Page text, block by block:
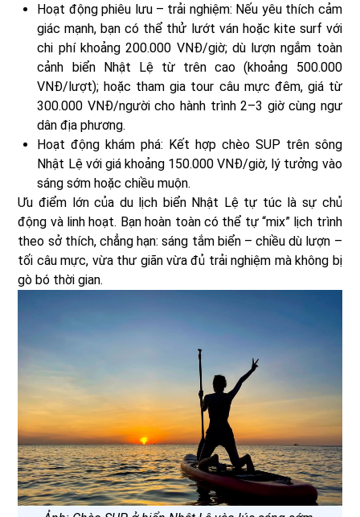
Hoạt động phiêu lưu – trải nghiệm: Nếu yêu thích cảm
giác mạnh, bạn có thể thử lướt ván hoặc kite surf với
chi phí khoảng 200.000 VNĐ/giờ; dù lượn ngắm toàn
cảnh biển Nhật Lệ từ trên cao (khoảng 500.000
VNĐ/lượt); hoặc tham gia tour câu mực đêm, giá từ
300.000 VNĐ/người cho hành trình 2–3 giờ cùng ngư
dân địa phương.
Hoạt động khám phá: Kết hợp chèo SUP trên sông
Nhật Lệ với giá khoảng 150.000 VNĐ/giờ, lý tưởng vào
sáng sớm hoặc chiều muộn.
Ưu điểm lớn của du lịch biển Nhật Lệ tự túc là sự chủ
động và linh hoạt. Bạn hoàn toàn có thể tự “mix” lịch trình
theo sở thích, chẳng hạn: sáng tắm biển – chiều dù lượn –
tối câu mực, vừa thư giãn vừa đủ trải nghiệm mà không bị
gò bó thời gian.